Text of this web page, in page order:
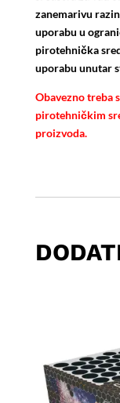
zanemarivu
uporabu u
pirotehnička
uporabu unutar
Obavezno treba
pirotehničkim
proizvoda.